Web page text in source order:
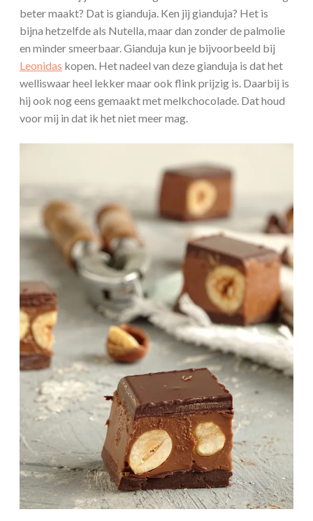
beter maakt? Dat is gianduja. Ken jij gianduja? Het is
bijna hetzelfde als Nutella, maar dan zonder de palmolie
en minder smeerbaar. Gianduja kun je bijvoorbeeld bij
Leonidas kopen. Het nadeel van deze gianduja is dat het
welliswaar heel lekker maar ook flink prijzig is. Daarbij is
hij ook nog eens gemaakt met melkchocolade. Dat houd
voor mij in dat ik het niet meer mag.